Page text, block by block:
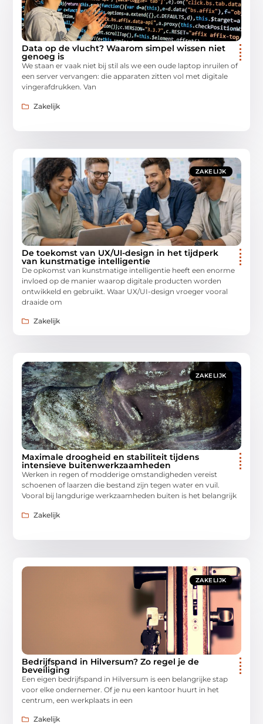
Data op de vlucht? Waarom simpel wissen niet
genoeg is
We staan er vaak niet bij stil als we een oude laptop inruilen of
een server vervangen: die apparaten zitten vol met digitale
vingerafdrukken. Van
Zakelijk
ZAKELIJK
De toekomst van UX/UI-design in het tijdperk
van kunstmatige intelligentie
De opkomst van kunstmatige intelligentie heeft een enorme
invloed op de manier waarop digitale producten worden
ontwikkeld en gebruikt. Waar UX/UI-design vroeger vooral
draaide om
Zakelijk
ZAKELIJK
Maximale droogheid en stabiliteit tijdens
intensieve buitenwerkzaamheden
Werken in regen of modderige omstandigheden vereist
schoenen of laarzen die bestand zijn tegen water en vuil.
Vooral bij langdurige werkzaamheden buiten is het belangrijk
Zakelijk
ZAKELIJK
Bedrijfspand in Hilversum? Zo regel je de
beveiliging
Een eigen bedrijfspand in Hilversum is een belangrijke stap
voor elke ondernemer. Of je nu een kantoor huurt in het
centrum, een werkplaats in een
Zakelijk